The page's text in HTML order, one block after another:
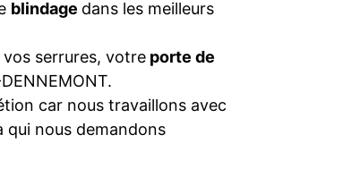
blindage dans les meilleurs
serrures, votre porte de
car nous travaillons avec
qui nous demandons